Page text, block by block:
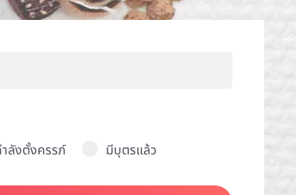
ลังตั้งครรภ์ มีบุตรแล้ว